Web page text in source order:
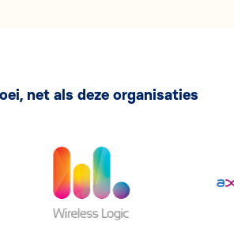
net als deze organisaties